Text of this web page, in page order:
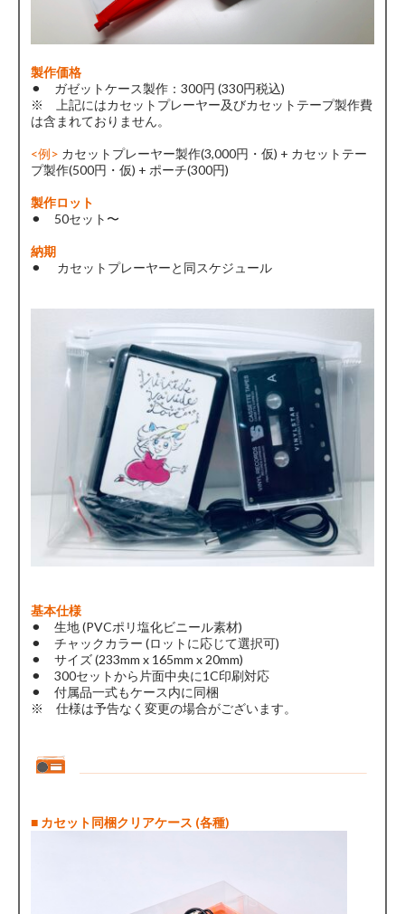
製作価格
⚫︎ ガゼットケース製作：300円 (330円税込)
※ 上記にはカセットプレーヤー及びカセットテープ製作費
は含まれておりません。
<例> カセットプレーヤー製作(3,000円・仮) + カセットテー
プ製作(500円・仮) + ポーチ(300円)
製作ロット
⚫︎ 50セット〜
納期
⚫︎ カセットプレーヤーと同スケジュール
基本仕様
⚫︎ 生地 (PVCポリ塩化ビニール素材)
⚫︎ チャックカラー (ロットに応じて選択可)
⚫︎ サイズ (233mm x 165mm x 20mm)
⚫︎ 300セットから片面中央に1C印刷対応
⚫︎ 付属品一式もケース内に同梱
※ 仕様は予告なく変更の場合がございます。
■ カセット同梱クリアケース (各種)